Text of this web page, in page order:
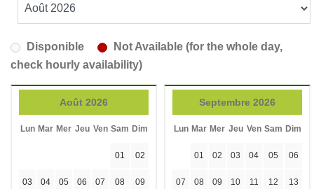
Disponible
Not Available (for the whole day,
check hourly availability)
Août 2026
Lun Mar Mer Jeu Ven Sam Dim
01 02
03 04 05 06 07 08 09
Septembre 2026
Lun Mar Mer Jeu Ven Sam Dim
01 02 03 04 05 06
07 08 09 10 11 12 13